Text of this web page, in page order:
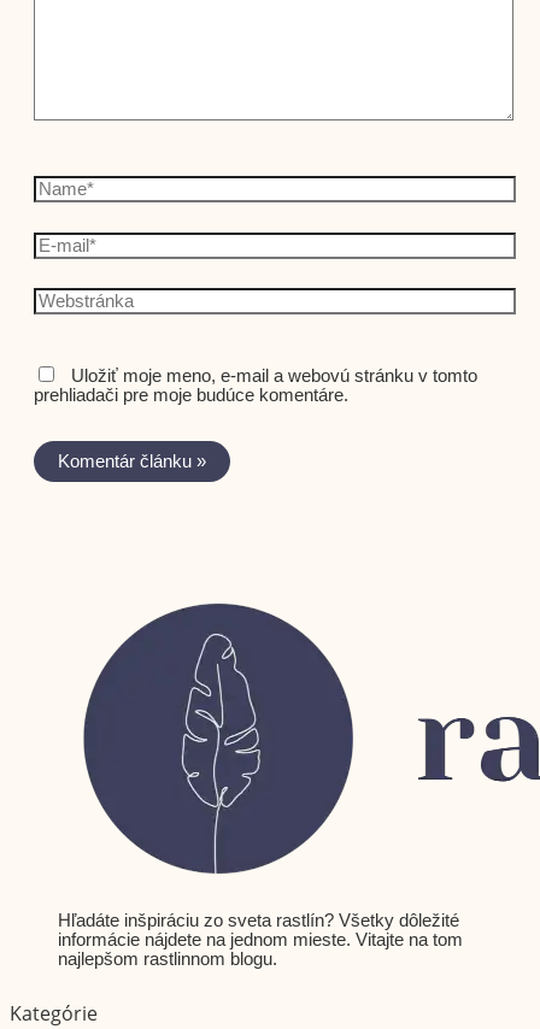
Uložiť moje meno, e-mail a webovú stránku v tomto
prehliadači pre moje budúce komentáre.
Hľadáte inšpiráciu zo sveta rastlín? Všetky dôležité
informácie nájdete na jednom mieste. Vitajte na tom
najlepšom rastlinnom blogu.​
Kategórie